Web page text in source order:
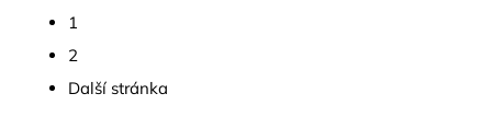
1
2
Další stránka